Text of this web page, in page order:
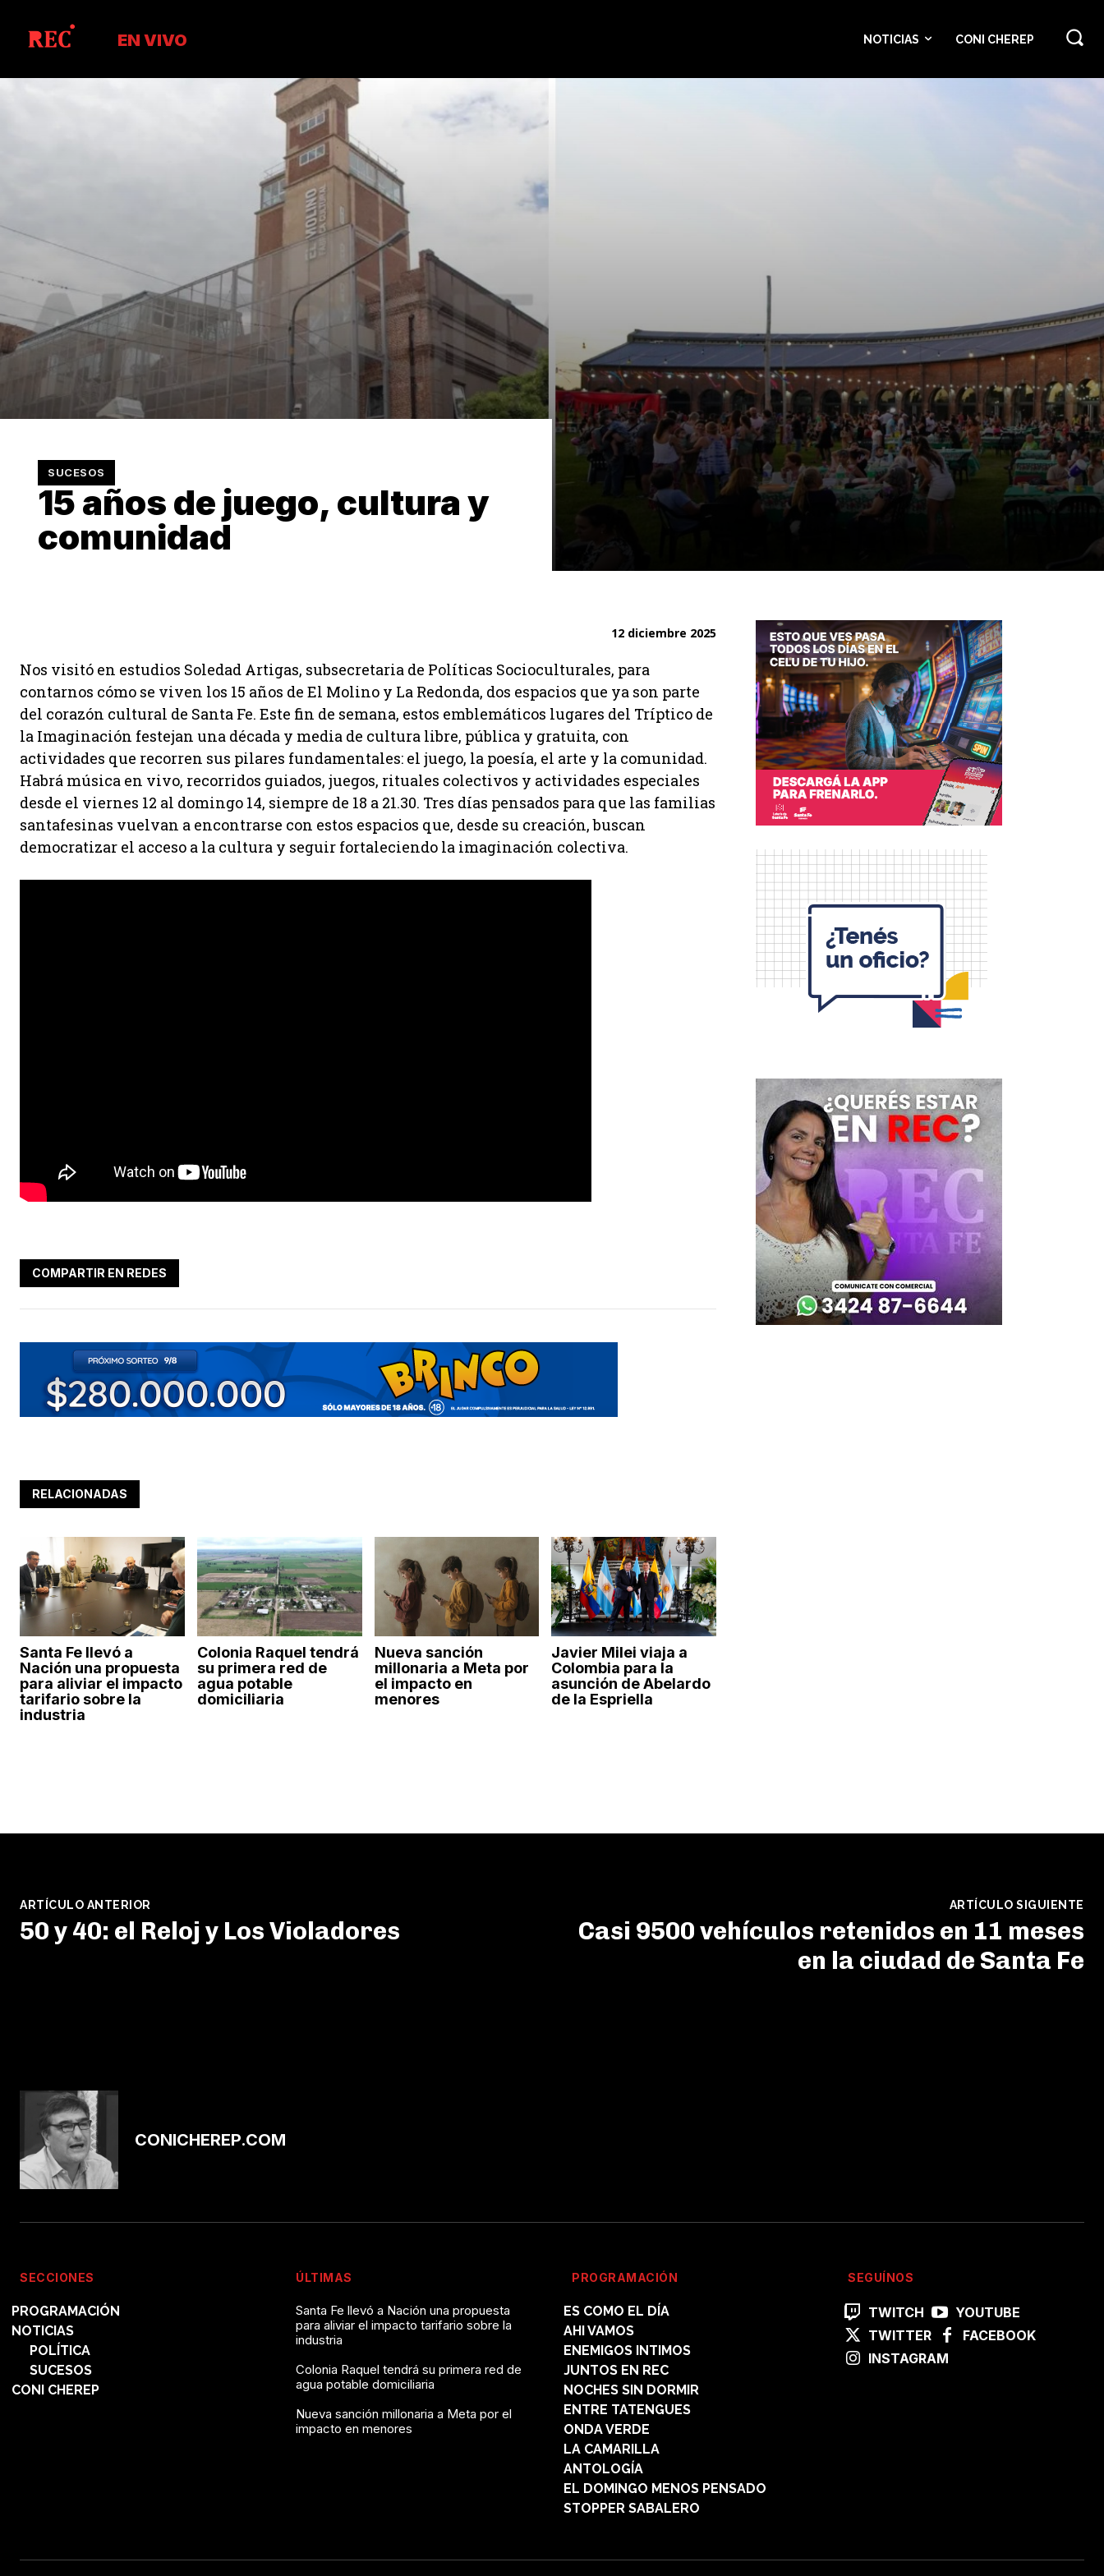
EN VIVO NOTICIAS CONI CHEREP
SUCESOS
15 años de juego, cultura y
comunidad
12 diciembre 2025
Nos visitó en estudios Soledad Artigas, subsecretaria de Políticas Socioculturales, para
contarnos cómo se viven los 15 años de El Molino y La Redonda, dos espacios que ya son parte
del corazón cultural de Santa Fe. Este fin de semana, estos emblemáticos lugares del Tríptico de
la Imaginación festejan una década y media de cultura libre, pública y gratuita, con
actividades que recorren sus pilares fundamentales: el juego, la poesía, el arte y la comunidad.
Habrá música en vivo, recorridos guiados, juegos, rituales colectivos y actividades especiales
desde el viernes 12 al domingo 14, siempre de 18 a 21.30. Tres días pensados para que las familias
santafesinas vuelvan a encontrarse con estos espacios que, desde su creación, buscan
democratizar el acceso a la cultura y seguir fortaleciendo la imaginación colectiva.
COMPARTIR EN REDES
RELACIONADAS
Santa Fe llevó a
Nación una propuesta
para aliviar el impacto
tarifario sobre la
industria
Colonia Raquel tendrá
su primera red de
agua potable
domiciliaria
Nueva sanción
millonaria a Meta por
el impacto en
menores
Javier Milei viaja a
Colombia para la
asunción de Abelardo
de la Espriella
ARTÍCULO ANTERIOR
50 y 40: el Reloj y Los Violadores
ARTÍCULO SIGUIENTE
Casi 9500 vehículos retenidos en 11 meses
en la ciudad de Santa Fe
CONICHEREP.COM
SECCIONES
PROGRAMACIÓN
NOTICIAS
POLÍTICA
SUCESOS
CONI CHEREP
ÚLTIMAS
Santa Fe llevó a Nación una propuesta
para aliviar el impacto tarifario sobre la
industria
Colonia Raquel tendrá su primera red de
agua potable domiciliaria
Nueva sanción millonaria a Meta por el
impacto en menores
PROGRAMACIÓN
ES COMO EL DÍA
AHI VAMOS
ENEMIGOS INTIMOS
JUNTOS EN REC
NOCHES SIN DORMIR
ENTRE TATENGUES
ONDA VERDE
LA CAMARILLA
ANTOLOGÍA
EL DOMINGO MENOS PENSADO
STOPPER SABALERO
SEGUÍNOS
TWITCH
YOUTUBE
TWITTER
FACEBOOK
INSTAGRAM